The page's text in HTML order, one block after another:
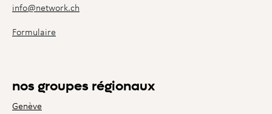
info@network.ch
Formulaire
nos groupes régionaux
Genève